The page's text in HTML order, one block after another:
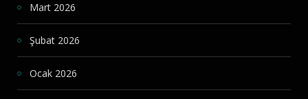
Mart 2026
Şubat 2026
Ocak 2026